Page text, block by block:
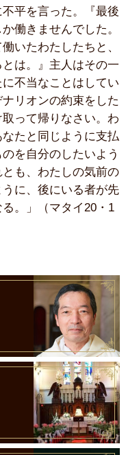
平を言った。『最後
働きませんでした。
いたわたしたちと、
は。』主人はその一
不当なことはしてい
リオンの約束をした
って帰りなさい。わ
たと同じように支払
を自分のしたいよう
も、わたしの気前の
に、後にいる者が先
。」（マタイ20・1